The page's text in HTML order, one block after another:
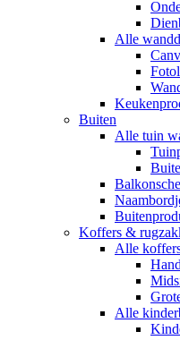
Alle
Buiten
Alle tuin
Koffers &
Alle
Alle